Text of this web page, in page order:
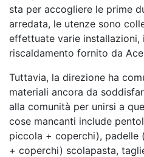
sta per accogliere le prime
arredata, le utenze sono
effettuate varie installazioni,
riscaldamento fornito da
Tuttavia, la direzione ha
materiali ancora da
alla comunità per unirsi a
cose mancanti include
piccola + coperchi), padelle
+ coperchi) scolapasta,